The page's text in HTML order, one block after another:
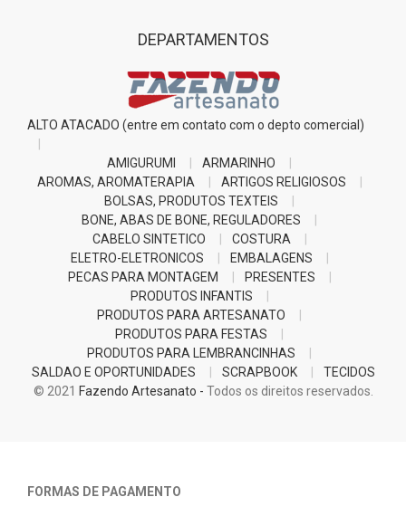
DEPARTAMENTOS
ALTO ATACADO (entre em contato com o depto comercial)
AMIGURUMI
ARMARINHO
AROMAS, AROMATERAPIA
ARTIGOS RELIGIOSOS
BOLSAS, PRODUTOS TEXTEIS
BONE, ABAS DE BONE, REGULADORES
CABELO SINTETICO
COSTURA
ELETRO-ELETRONICOS
EMBALAGENS
PECAS PARA MONTAGEM
PRESENTES
PRODUTOS INFANTIS
PRODUTOS PARA ARTESANATO
PRODUTOS PARA FESTAS
PRODUTOS PARA LEMBRANCINHAS
SALDAO E OPORTUNIDADES
SCRAPBOOK
TECIDOS
© 2021 Fazendo Artesanato - Todos os direitos reservados.
FORMAS DE PAGAMENTO